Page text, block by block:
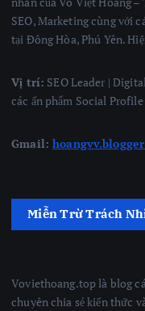
SEO, Marketing cùng với
tại Đông Hòa, Phú Yên.
Vị trí: SEO Leader |
các ấn phẩm Social
Gmail:
Miễn Trừ Trách
Voviethoang.top là blog
chuyên chia sẻ kiến thức